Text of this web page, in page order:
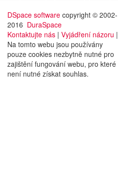
DSpace software copyright © 2002-
2016 DuraSpace
Kontaktujte nás | Vyjádření názoru |
Na tomto webu jsou používány
pouze cookies nezbytně nutné pro
zajištění fungování webu, pro které
není nutné získat souhlas.